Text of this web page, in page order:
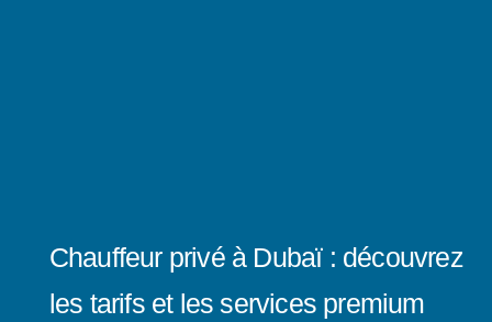
Chauffeur privé à Dubaï : découvrez
les tarifs et les services premium